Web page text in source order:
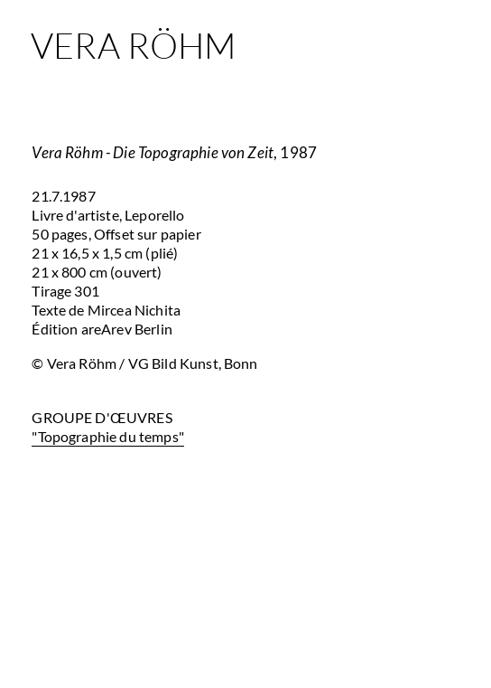
VERA RÖHM
Vera Röhm - Die Topographie von Zeit, 1987
21.7.1987
Livre d'artiste, Leporello
50 pages, Offset sur papier
21 x 16,5 x 1,5 cm (plié)
21 x 800 cm (ouvert)
Tirage 301
Texte de Mircea Nichita
Édition areArev Berlin
© Vera Röhm / VG Bild Kunst, Bonn
GROUPE D'ŒUVRES
"Topographie du temps"